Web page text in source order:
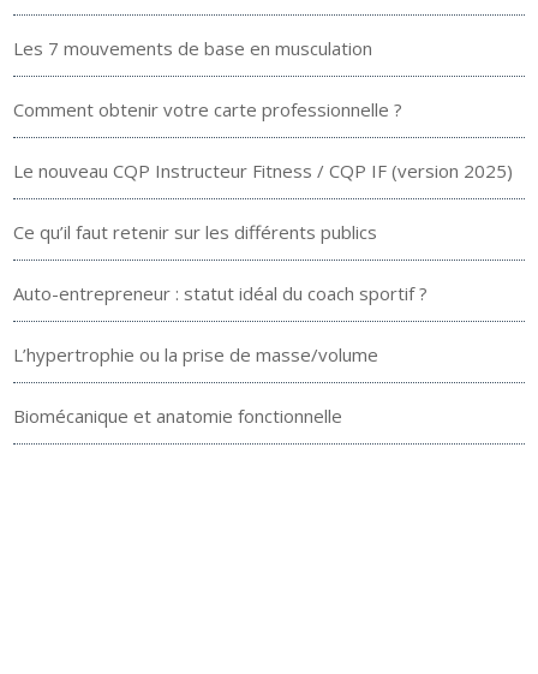
Les 7 mouvements de base en musculation
Comment obtenir votre carte professionnelle ?
Le nouveau CQP Instructeur Fitness / CQP IF (version 2025)
Ce qu’il faut retenir sur les différents publics
Auto-entrepreneur : statut idéal du coach sportif ?
L’hypertrophie ou la prise de masse/volume
Biomécanique et anatomie fonctionnelle